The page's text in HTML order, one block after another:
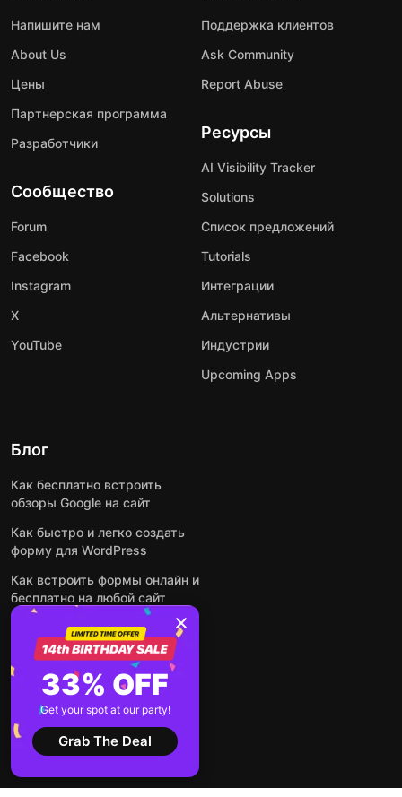
Напишите нам
About Us
Цены
Партнерская программа
Разработчики
Сообщество
Forum
Facebook
Instagram
X
YouTube
Поддержка клиентов
Ask Community
Report Abuse
Ресурсы
AI Visibility Tracker
Solutions
Список предложений
Tutorials
Интеграции
Альтернативы
Индустрии
Upcoming Apps
Блог
Как бесплатно встроить
обзоры Google на сайт
Как быстро и легко создать
форму для WordPress
Как встроить формы онлайн и
бесплатно на любой сайт
Как встроить ленту Instagram
на сайт
Как добавить чат-бота на
основе искусственного
интеллекта на свой сайт
Посмотреть все посты
33% OFF
Get your spot at our party!
Grab The Deal